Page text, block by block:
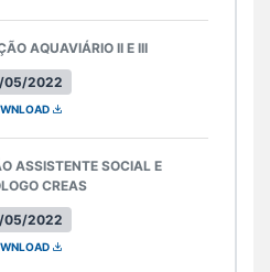
05/2022
AQUAVIÁRIO II E III
05/2022
ASSISTENTE SOCIAL E
CREAS